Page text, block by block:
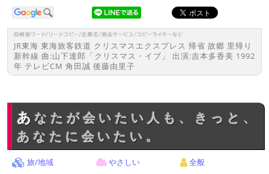
JR東海 東海旅客鉄道 クリスマスエクスプレス 帰省 故郷 里帰り
新幹線 曲:山下達郎「クリスマス・イブ」 出演:吉本多香美 1992
年 テレビCM 角田誠 後藤由里子
あなたが会いたい人も、きっと、
あなたに会いたい。
旅/地域 やさしい 全般